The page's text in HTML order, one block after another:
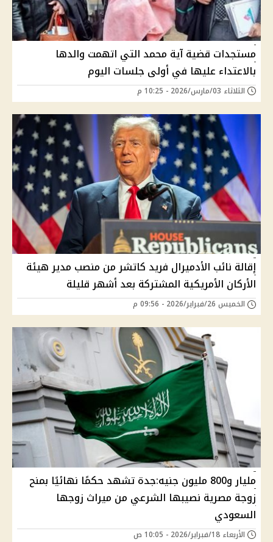
مستجدات قضية آية محمد التي اتهمت والدها
بالاعتداء عليها في أولى جلسات اليوم
الثلاثاء 03/مارس/2026 - 10:25 م
إقالة نائب الأدميرال فريد كاتشر من منصب مدير هيئة
الأركان الأمريكية المشتركة بعد أشهر قليلة
الخميس 26/فبراير/2026 - 09:56 م
مليار و800 مليون جنيه:جدة تشهد حكمًا نهائيًا بمنح
زوجة مصرية نصيبها الشرعي من ميراث زوجها
السعودي
الأربعاء 18/فبراير/2026 - 10:05 ص